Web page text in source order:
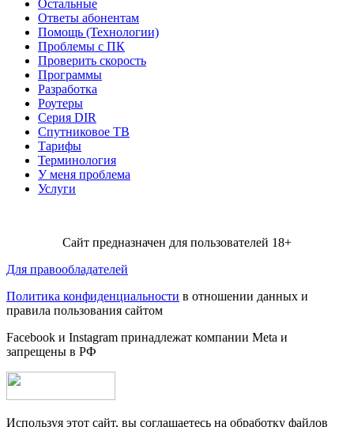
Остальные
Ответы абонентам
Помощь (Технологии)
Проблемы с ПК
Проверить скорость
Программы
Разработка
Роутеры
Серия DIR
Спутниковое ТВ
Тарифы
Терминология
У меня проблема
Услуги
Сайт предназначен для пользователей 18+
Для правообладателей
Политика конфиденциальности в отношении данных и
правила пользования сайтом
Facebook и Instagram принадлежат компании Metа и
запрещены в РФ
Используя этот сайт, вы соглашаетесь на обработку файлов